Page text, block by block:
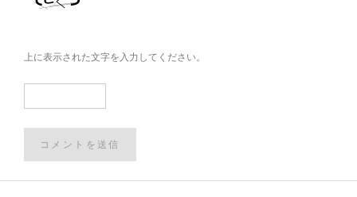
上に表示された文字を入力してください。